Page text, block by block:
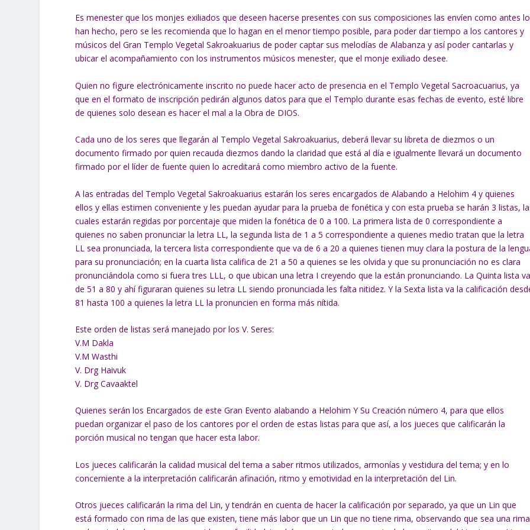
Es menester que los monjes exiliados que deseen hacerse presentes con sus composiciones las envíen como antes lo
han hecho, pero se les recomienda que lo hagan en el menor tiempo posible, para poder dar tiempo a los cantores y
músicos del Gran Templo Vegetal Sakroakuarius de poder captar sus melodías de Alabanza y así poder cantarlas y
ubicar el acompañamiento con los instrumentos músicos menester, que el monje exiliado desee.
Quien no figure electrónicamente inscrito no puede hacer acto de presencia en el Templo Vegetal Sacroacuarius, ya
que en el formato de inscripción pedirán algunos datos para que el Templo durante esas fechas de evento, esté libre
de quienes solo desean es hacer el mal a la Obra de DIOS.
Cada uno de los seres que llegarán al Templo Vegetal Sakroakuarius, deberá llevar su libreta de diezmos o un
documento firmado por quien recauda diezmos dando la claridad que está al día e igualmente llevará un documento
firmado por el líder de fuente quien lo acreditará como miembro activo de la fuente.
A las entradas del Templo Vegetal Sakroakuarius estarán los seres encargados de Alabando a Helohim 4 y quienes
ellos y ellas estimen conveniente y les puedan ayudar para la prueba de fonética y con esta prueba se harán 3 listas,
cuales estarán regidas por porcentaje que miden la fonética de 0 a 100. La primera lista de 0 correspondiente a
quienes no saben pronunciar la letra LL, la segunda lista de 1 a 5 correspondiente a quienes medio tratan que la letra
LL sea pronunciada, la tercera lista correspondiente que va de 6 a 20 a quienes tienen muy clara la postura de la
para su pronunciación; en la cuarta lista califica de 21 a 50 a quienes se les olvida y que su pronunciación no es clara
pronunciándola como si fuera tres LLL, o que ubican una letra I creyendo que la están pronunciando. La Quinta lista va
de 51 a 80 y ahí figuraran quienes su letra LL siendo pronunciada les falta nitidez. Y la Sexta lista va la calificación
81 hasta 100 a quienes la letra LL la pronuncien en forma más nítida.
Este orden de listas será manejado por los V. Seres:
V.M Dakla
V.M Wasthi
V. Drg Haivuk
V. Drg Cavaaktel
Quienes serán los Encargados de este Gran Evento alabando a Helohim Y Su Creación número 4, para que ellos
puedan organizar el paso de los cantores por el orden de estas listas para que así, a los jueces que calificarán la
porción musical no tengan que hacer esta labor.
Los jueces calificarán la calidad musical del tema a saber ritmos utilizados, armonías y vestidura del tema; y en lo
concerniente a la interpretación calificarán afinación, ritmo y emotividad en la interpretación del Lin.
Otros jueces calificarán la rima del Lin, y tendrán en cuenta de hacer la calificación por separado, ya que un Lin que
está formado con rima de las que existen, tiene más labor que un Lin que no tiene rima, observando que sea una rima